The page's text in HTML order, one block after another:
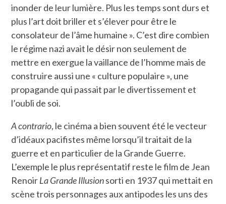
inonder de leur lumière. Plus les temps sont durs et
plus l’art doit briller et s’élever pour être le
consolateur de l’âme humaine ». C’est dire combien
le régime nazi avait le désir non seulement de
mettre en exergue la vaillance de l’homme mais de
construire aussi une « culture populaire », une
propagande qui passait par le divertissement et
l’oubli de soi.
A contrario, le cinéma a bien souvent été le vecteur
d’idéaux pacifistes même lorsqu’il traitait de la
guerre et en particulier de la Grande Guerre.
L’exemple le plus représentatif reste le film de Jean
RenoirLa Grande Illusionsorti en 1937 qui mettait en
scène trois personnages aux antipodes les uns des